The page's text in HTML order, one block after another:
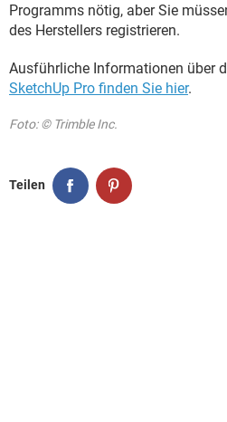
Programms nötig, aber Sie
des Herstellers registrieren.
Ausführliche Informationen über
SketchUp Pro finden Sie hier.
Foto: © Trimble Inc.
Teilen